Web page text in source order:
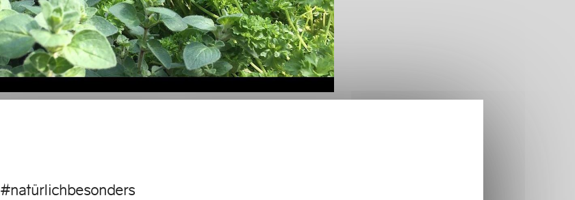
#natürlichbesonders